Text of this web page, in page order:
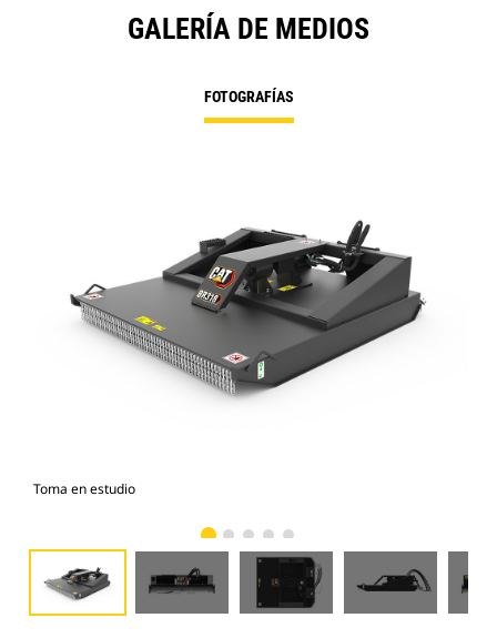
GALERÍA DE MEDIOS
FOTOGRAFÍAS
Toma en estudio